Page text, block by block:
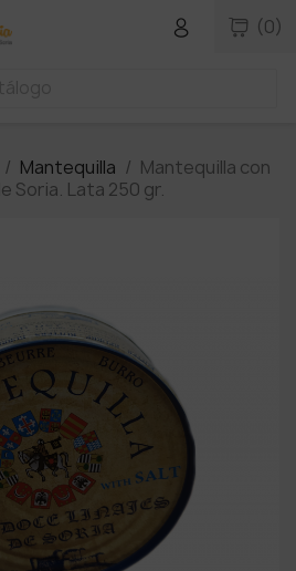
(0)
Mantequilla
Mantequilla con
Soria. Lata 250 gr.